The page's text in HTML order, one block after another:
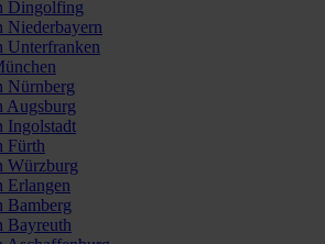
Dingolfing
Niederbayern
Unterfranken
Nürnberg
Augsburg
Ingolstadt
Fürth
Würzburg
Erlangen
Bamberg
Bayreuth